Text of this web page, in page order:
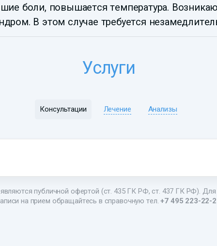
боли, повышается температура.
В этом случае требуется
Услуги
Консультации Лечение Анализы
публичной офертой (ст. 435 ГК РФ, ст. 437 ГК РФ). Для
на прием обращайтесь в справочную тел.+7 495 223-22-